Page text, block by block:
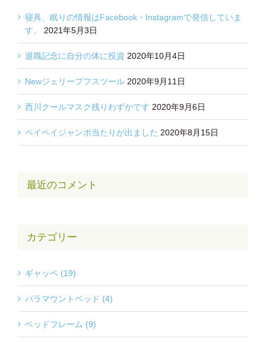
寝具、眠りの情報はFacebook・Instagramで発信していま
す。
2021年5月3日
退職記念に自分の体に投資 2020年10月4日
Newジェリープフスツール 2020年9月11日
西川クールマスク残りわずかです 2020年9月6日
ペイペイジャンボ当たりが出ました 2020年8月15日
最近のコメント
カテゴリー
ギャッベ (19)
パラマウントベッド (4)
ベッドフレーム (9)